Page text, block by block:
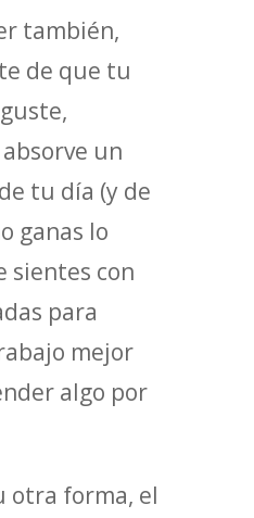
también,
de que tu
un
tu día (y de
ganas lo
sientes con
para
mejor
algo por
otra forma, el